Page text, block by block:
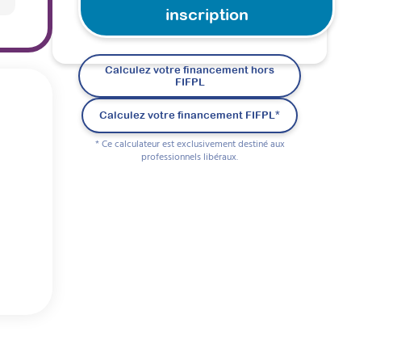
inscription
Calculez votre financement hors
FIFPL
Calculez votre financement FIFPL*
* Ce calculateur est exclusivement destiné aux
professionnels libéraux.